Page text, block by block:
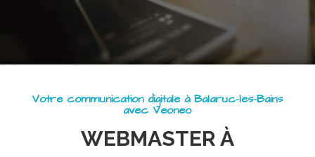
Referencement
Réseaux
sociaux
Votre communication digitale à Balaruc-les-Bains
avec Veoneo
WEBMASTER À